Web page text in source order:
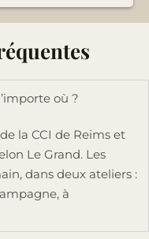
où ?
la CCI de Reims et
Le Grand. Les
dans deux ateliers :
à